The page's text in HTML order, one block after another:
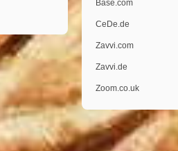
Base.com
CeDe.de
Zavvi.com
Zavvi.de
Zoom.co.uk